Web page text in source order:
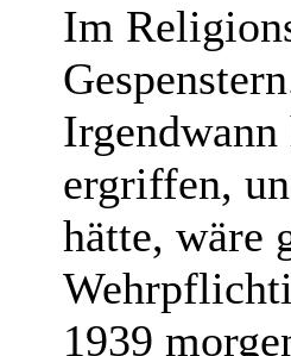
Im
ergriffen,
hätte, wäre
1939